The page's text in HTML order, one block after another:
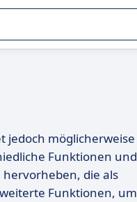
in Unternehmen.
jedoch möglicherweise
Funktionen und
die als
Funktionen, um